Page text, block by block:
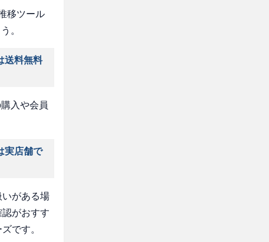
移ツール
。
送料無料
入や会員
実店舗で
がある場
がおすす
です。